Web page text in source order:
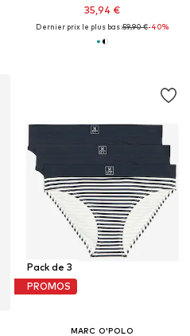
35,94 €
Dernier prix le plus bas :59,90 €-40%
Pack de 3
PROMOS
MARC O'POLO